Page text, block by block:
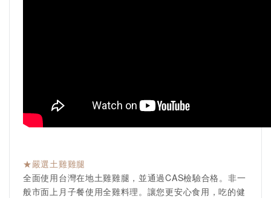
★嚴選土雞雞腿
全面使用台灣在地土雞雞腿，並通過CAS檢驗合格。非一
般市面上月子餐使用全雞料理。讓您更安心食用，吃的健